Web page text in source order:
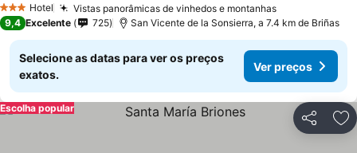
3 EstrelasHotel Vistas panorâmicas de vinhedos e montanhas
9,4 Excelente 725 San Vicente de la Sonsierra, a 7.4 km de Briñas
Selecione as datas para ver os preços
exatos.
Ver preços
Partilhar
Escolha popular